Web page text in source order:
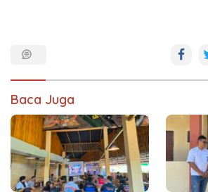
Baca Juga